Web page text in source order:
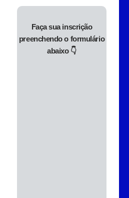
Faça sua inscrição
preenchendo o formulário
abaixo 👇